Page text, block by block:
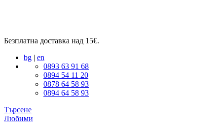
Безплатна доставка над 15€.
bg | en
0893 63 91 68
0894 54 11 20
0878 64 58 93
0894 64 58 93
Търсене
Любими